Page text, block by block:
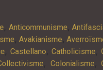
, Anticommunisme,
, Avakianisme,
, Castellano, Catholicisme,
, Colonialisme,